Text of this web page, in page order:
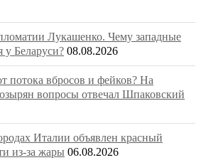
Лукашенко. Чему западные
у Беларуси? 08.08.2026
потока вбросов и фейков? На
вопросы отвечал Шпаковский
Италии объявлен красный
из-за жары 06.08.2026